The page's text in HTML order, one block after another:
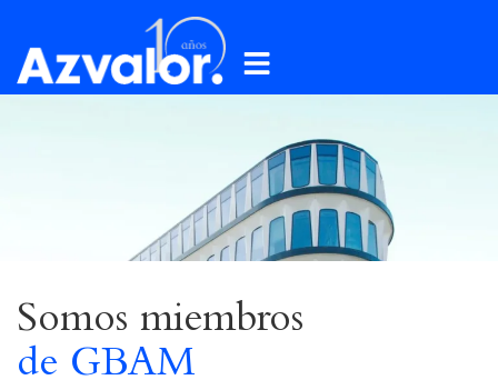
Somos miembros
de GBAM